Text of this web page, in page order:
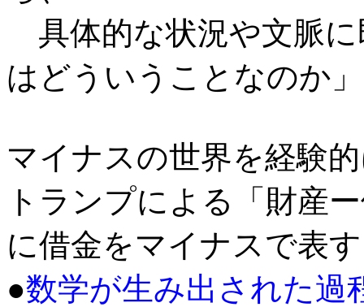
具体的な状況や文脈
はどういうことなのか」
マイナスの世界を経験
トランプによる「財
に借金をマイナスで表
●数学が生み出された過